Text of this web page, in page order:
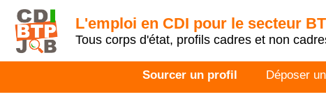
L'emploi en CDI pour le secteur
Tous corps d'état, profils cadres et non
Sourcer un profil Déposer